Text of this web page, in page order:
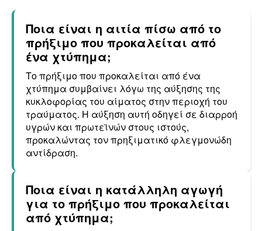
Ποια είναι η αιτία πίσω από το
πρήξιμο που προκαλείται από
ένα χτύπημα;
Το πρήξιμο που προκαλείται από ένα
χτύπημα συμβαίνει λόγω της αύξησης της
κυκλοφορίας του αίματος στην περιοχή του
τραύματος. Η αύξηση αυτή οδηγεί σε διαρροή
υγρών και πρωτεϊνών στους ιστούς,
προκαλώντας τον πρηξιματικό φλεγμονώδη
αντίδραση.
Ποια είναι η κατάλληλη αγωγή
για το πρήξιμο που προκαλείται
από χτύπημα;